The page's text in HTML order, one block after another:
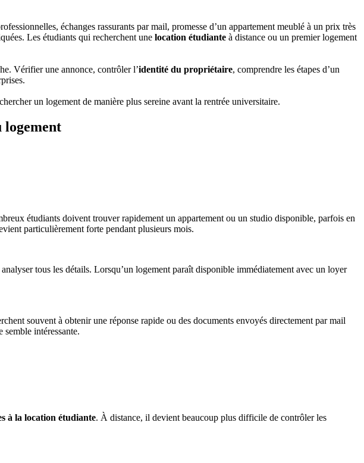
échanges rassurants par mail, promesse d’un appartement meublé à un prix très
Les étudiants qui recherchent une location étudiante à distance ou un premier logement
Vérifier une annonce, contrôler l’identité du propriétaire, comprendre les étapes d’un
un logement de manière plus sereine avant la rentrée universitaire.
logement
étudiants doivent trouver rapidement un appartement ou un studio disponible, parfois en
particulièrement forte pendant plusieurs mois.
tous les détails. Lorsqu’un logement paraît disponible immédiatement avec un loyer
souvent à obtenir une réponse rapide ou des documents envoyés directement par mail
semble intéressante.
à la location étudiante. À distance, il devient beaucoup plus difficile de contrôler les